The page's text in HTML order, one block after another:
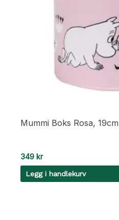
Mummi Boks Rosa, 19cm
349 kr
Legg i handlekurv